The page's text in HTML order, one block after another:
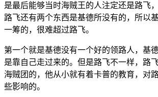
是最后能够当时海贼王的人注定还是路飞
路飞还有两个东西是基德所没有的，所以
一筹的，很难超过路飞。
第一个就是基德没有一个好的领路人，基
是靠自己走过来的。但是路飞不一样，路
海贼团的，他从小就有着卡普的教育，对
些影响的。